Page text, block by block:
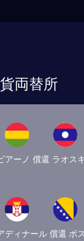
両替所
アーノ 償還 ラオス
ディナール 償還 ボ